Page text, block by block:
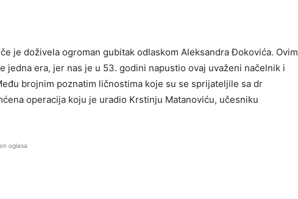
je doživela ogroman gubitak odlaskom Aleksandra Đokovića. Ovim
jedna era, jer nas je u 53. godini napustio ovaj uvaženi načelnik i
brojnim poznatim ličnostima koje su se sprijateljile sa dr
operacija koju je uradio Krstinju Matanoviću, učesniku
oglasa